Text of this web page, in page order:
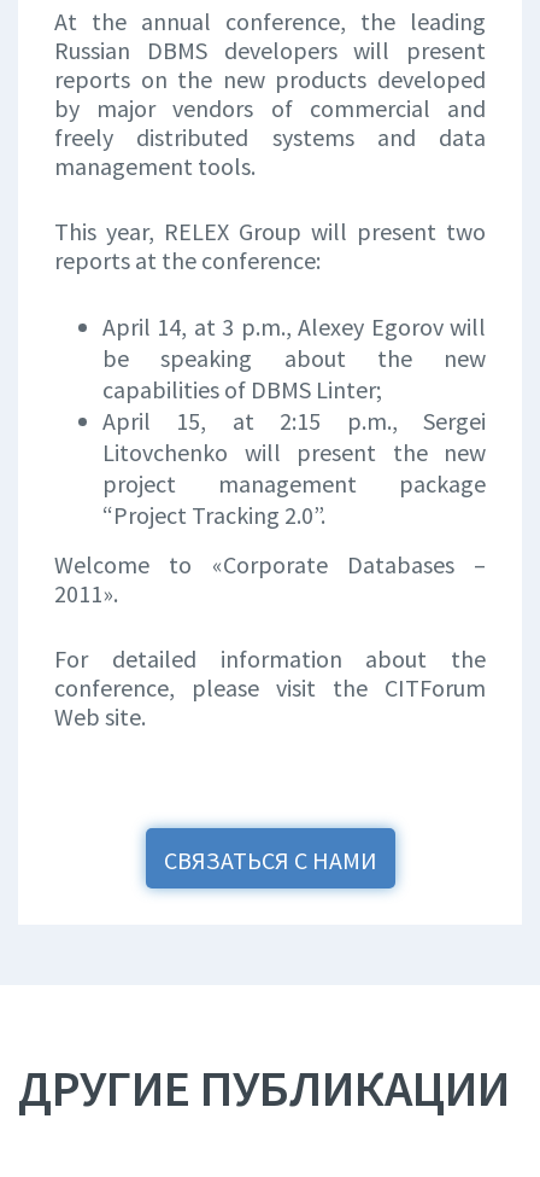
At the annual conference, the leading
Russian DBMS developers will present
reports on the new products developed
by major vendors of commercial and
freely distributed systems and data
management tools.
This year, RELEX Group will present two
reports at the conference:
April 14, at 3 p.m., Alexey Egorov will
be speaking about the new
capabilities of DBMS Linter;
April 15, at 2:15 p.m., Sergei
Litovchenko will present the new
project management package
“Project Tracking 2.0”.
Welcome to «Corporate Databases –
2011».
For detailed information about the
conference, please visit the CITForum
Web site.
СВЯЗАТЬСЯ С НАМИ
ДРУГИЕ ПУБЛИКАЦИИ